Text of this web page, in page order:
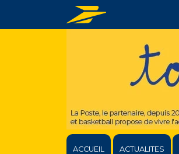
ACCUEIL ACTUALITES